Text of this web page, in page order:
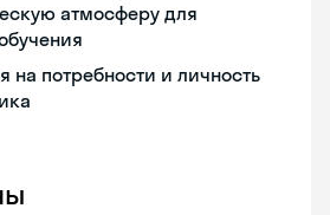
атмосферу для
на потребности и личность